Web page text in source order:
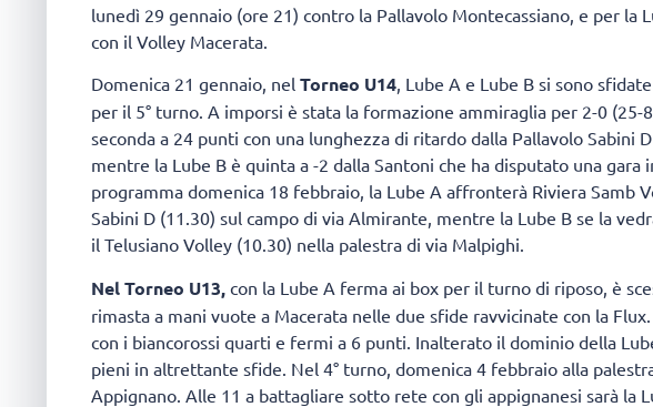
lunedì 29 gennaio (ore 21) contro la Pallavolo Montecassiano, e per la
con il Volley Macerata.
Domenica 21 gennaio, nel Torneo U14, Lube A e Lube B si sono
per il 5° turno. A imporsi è stata la formazione ammiraglia per 2-0 (25-
seconda a 24 punti con una lunghezza di ritardo dalla Pallavolo Sabini
mentre la Lube B è quinta a -2 dalla Santoni che ha disputato una gara
programma domenica 18 febbraio, la Lube A affronterà Riviera Samb
Sabini D (11.30) sul campo di via Almirante, mentre la Lube B se la
il Telusiano Volley (10.30) nella palestra di via Malpighi.
Nel Torneo U13, con la Lube A ferma ai box per il turno di riposo, è
rimasta a mani vuote a Macerata nelle due sfide ravvicinate con la
con i biancorossi quarti e fermi a 6 punti. Inalterato il dominio della
pieni in altrettante sfide. Nel 4° turno, domenica 4 febbraio alla
Appignano. Alle 11 a battagliare sotto rete con gli appignanesi sarà la